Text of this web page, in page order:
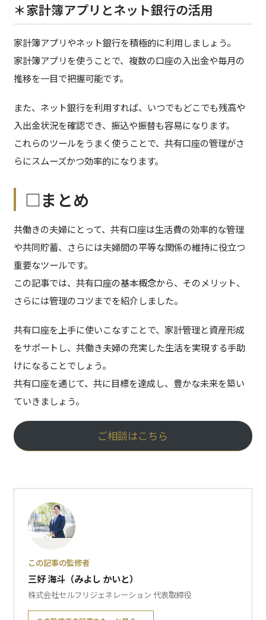
＊家計簿アプリとネット銀行の活用
家計簿アプリやネット銀行を積極的に利用しましょう。
家計簿アプリを使うことで、複数の口座の入出金や毎月の
推移を一目で把握可能です。
また、ネット銀行を利用すれば、いつでもどこでも残高や
入出金状況を確認でき、振込や振替も容易になります。
これらのツールをうまく使うことで、共有口座の管理がさ
らにスムーズかつ効率的になります。
□まとめ
共働きの夫婦にとって、共有口座は生活費の効率的な管理
や共同貯蓄、さらには夫婦間の平等な関係の維持に役立つ
重要なツールです。
この記事では、共有口座の基本概念から、そのメリット、
さらには管理のコツまでを紹介しました。
共有口座を上手に使いこなすことで、家計管理と資産形成
をサポートし、共働き夫婦の充実した生活を実現する手助
けになることでしょう。
共有口座を通じて、共に目標を達成し、豊かな未来を築い
ていきましょう。
ご相談はこちら
この記事の監修者
三好 海斗（みよし かいと）
株式会社セルフリジェネレーション 代表取締役